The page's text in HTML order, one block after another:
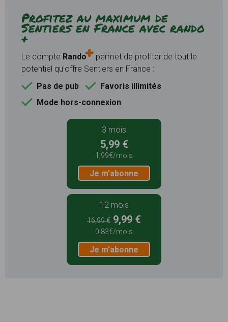
Profitez au maximum de
Sentiers en France avec rando
+
Le compte Rando
permet de profiter de tout le
potentiel qu'offre Sentiers en France :
Pas de pub
Favoris illimités
Mode hors-connexion
3 mois
5,99 €
1,99€/mois
Je m'abonne
12 mois
16,99 € 9,99 €
0,83€/mois
Je m'abonne